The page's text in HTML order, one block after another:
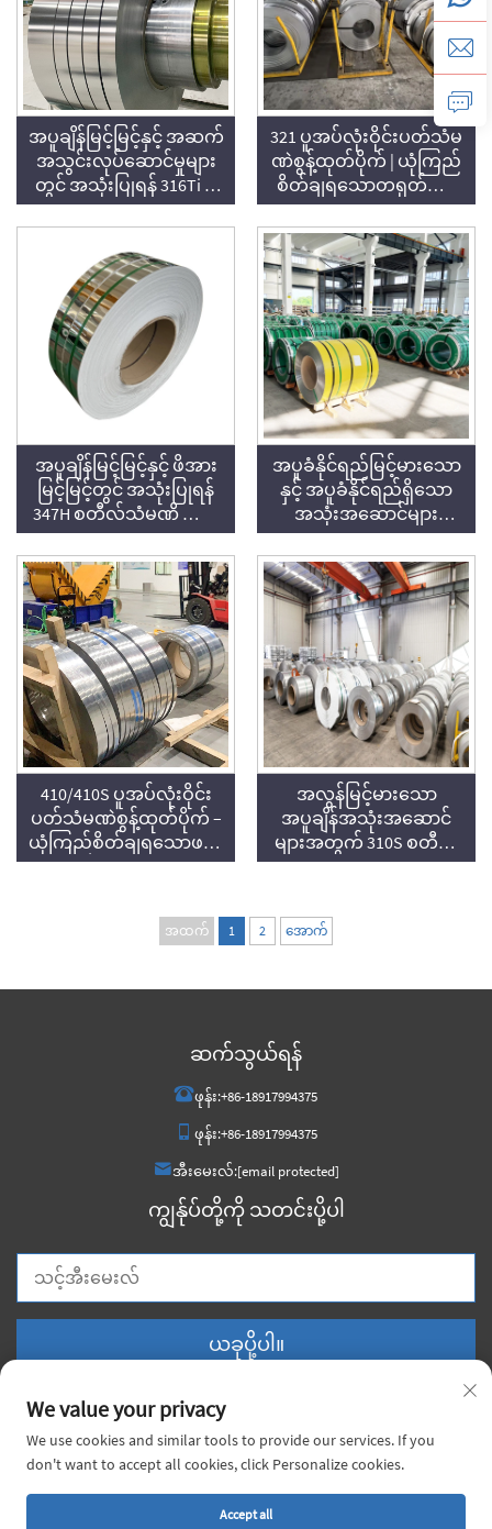
အပူချိန်မြင့်မြင့်နှင့် အဆက်
အသွင်းလုပ်ဆောင်မှုများ
တွင် အသုံးပြုရန် 316Ti စ
တီလ်သံမဏိ ကွေးခွေး
321 ပူအပ်လုံးဝိုင်းပတ်သံမ
ဏဲစွန့်ထုတ်ပိုက် | ယုံကြည်
စိတ်ချရသောတရုတ်ပေး
သွင်းသူ | Voyage Metal
အပူချိန်မြင့်မြင့်နှင့် ဖိအား
မြင့်မြင့်တွင် အသုံးပြုရန်
347H စတီလ်သံမဏိ ကွေး
ခွေး
အပူခံနိုင်ရည်မြင့်မားသော
နှင့် အပူခံနိုင်ရည်ရှိသော
အသုံးအဆောင်များ
အတွက် 309S စတီလ်
သံမဏိ ကွေးခွေး
410/410S ပူအပ်လုံးဝိုင်း
ပတ်သံမဏဲစွန့်ထုတ်ပိုက် –
ယုံကြည်စိတ်ချရသောဖယ်
ရိုက်သံမဏဲပေးသွင်းသူ |
အလွန်မြင့်မားသော
အပူချိန်အသုံးအဆောင်
များအတွက် 310S စတီလ်
သံမဏိ ကွေးပုံစံ
အထက် 1 2 အောက်
ဆက်သွယ်ရန်
ဖုန်း:+86-18917994375
ဖုန်း:+86-18917994375
အီးမေးလ်:[email protected]
ကျွန်ုပ်တို့ကို သတင်းပို့ပါ
ယခုပို့ပါ။
We value your privacy
We use cookies and similar tools to provide our services. If you
don't want to accept all cookies, click Personalize cookies.
Accept all